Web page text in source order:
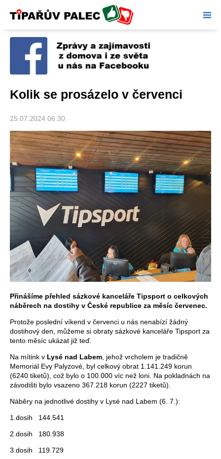
Tipařův palec
Kolik se prosázelo v červenci
25.07.2024 06:30
Přinášíme přehled sázkové kanceláře Tipsport o celkových
náběrech na dostihy v České republice za měsíc červenec.
Protože poslední víkend v červenci u nás nenabízí žádný
dostihový den, můžeme si obraty sázkové kanceláře Tipsport za
tento měsíc ukázat již teď.
Na mítink v Lysé nad Labem , jehož vrcholem je tradičně
Memoriál Evy Palyzové, byl celkový obrat 1.141.249 korun
(6240 tiketů), což bylo o 100.000 víc než loni. Na pokladnách na
závodišti bylo vsazeno 367.218 korun (2227 tiketů).
Náběry na jednotlivé dostihy v Lysé nad Labem (6. 7.):
1.dosih 144.541
2.dosih 180.938
3.dosih 119.729